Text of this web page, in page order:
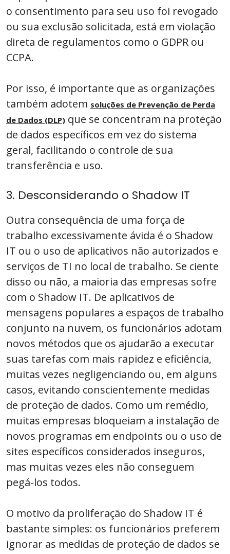
o consentimento para seu uso foi revogado
ou sua exclusão solicitada, está em violação
direta de regulamentos como o GDPR ou
CCPA.
Por isso, é importante que as organizações
também adotem soluções de Prevenção de Perda
de Dados (DLP) que se concentram na proteção
de dados específicos em vez do sistema
geral, facilitando o controle de sua
transferência e uso.
3. Desconsiderando o Shadow IT
Outra consequência de uma força de
trabalho excessivamente ávida é o Shadow
IT ou o uso de aplicativos não autorizados e
serviços de TI no local de trabalho. Se ciente
disso ou não, a maioria das empresas sofre
com o Shadow IT. De aplicativos de
mensagens populares a espaços de trabalho
conjunto na nuvem, os funcionários adotam
novos métodos que os ajudarão a executar
suas tarefas com mais rapidez e eficiência,
muitas vezes negligenciando ou, em alguns
casos, evitando conscientemente medidas
de proteção de dados. Como um remédio,
muitas empresas bloqueiam a instalação de
novos programas em endpoints ou o uso de
sites específicos considerados inseguros,
mas muitas vezes eles não conseguem
pegá-los todos.
O motivo da proliferação do Shadow IT é
bastante simples: os funcionários preferem
ignorar as medidas de proteção de dados se